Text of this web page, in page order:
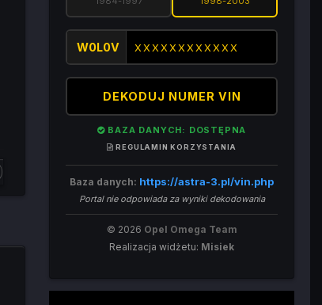
W0L0V
DEKODUJ NUMER VIN
BAZA DANYCH: DOSTĘPNA
REGULAMIN KORZYSTANIA
Baza danych: https://astra-3.pl/vin.php
Portal nie odpowiada za wyniki dekodowania
© 2026 Opel Omega Team
Realizacja widżetu: Misiek